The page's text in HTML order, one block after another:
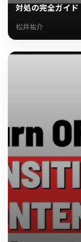
対処の完全ガイド
松井祐介